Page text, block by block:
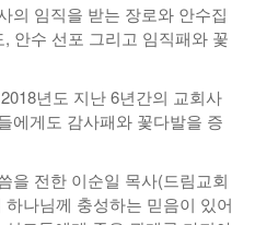
의 임직을 받는 장로와 안수집
안수 선포 그리고 임직패와 꽃
년도 지난 6년간의 교회사
에게도 감사패와 꽃다발을 증
을 전한 이순일 목사(드림교회
나님께 충성하는 믿음이 있어